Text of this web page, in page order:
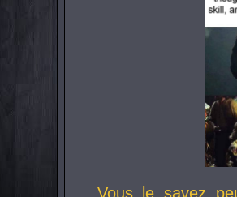
Vous le savez